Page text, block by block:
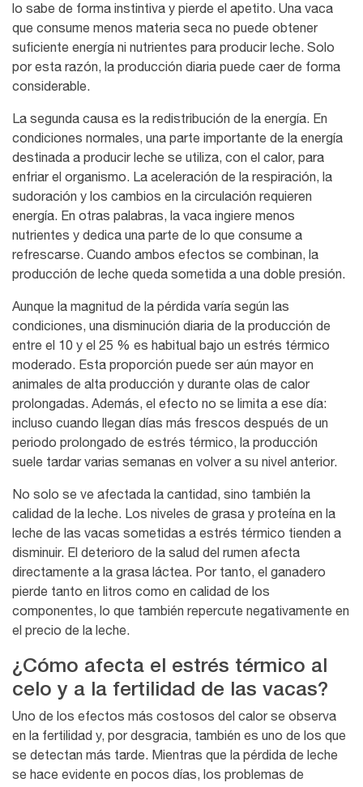
lo sabe de forma instintiva y pierde el apetito. Una vaca
que consume menos materia seca no puede obtener
suficiente energía ni nutrientes para producir leche. Solo
por esta razón, la producción diaria puede caer de forma
considerable.
La segunda causa es la redistribución de la energía. En
condiciones normales, una parte importante de la energía
destinada a producir leche se utiliza, con el calor, para
enfriar el organismo. La aceleración de la respiración, la
sudoración y los cambios en la circulación requieren
energía. En otras palabras, la vaca ingiere menos
nutrientes y dedica una parte de lo que consume a
refrescarse. Cuando ambos efectos se combinan, la
producción de leche queda sometida a una doble presión.
Aunque la magnitud de la pérdida varía según las
condiciones, una disminución diaria de la producción de
entre el 10 y el 25 % es habitual bajo un estrés térmico
moderado. Esta proporción puede ser aún mayor en
animales de alta producción y durante olas de calor
prolongadas. Además, el efecto no se limita a ese día:
incluso cuando llegan días más frescos después de un
periodo prolongado de estrés térmico, la producción
suele tardar varias semanas en volver a su nivel anterior.
No solo se ve afectada la cantidad, sino también la
calidad de la leche. Los niveles de grasa y proteína en la
leche de las vacas sometidas a estrés térmico tienden a
disminuir. El deterioro de la salud del rumen afecta
directamente a la grasa láctea. Por tanto, el ganadero
pierde tanto en litros como en calidad de los
componentes, lo que también repercute negativamente en
el precio de la leche.
¿Cómo afecta el estrés térmico al
celo y a la fertilidad de las vacas?
Uno de los efectos más costosos del calor se observa
en la fertilidad y, por desgracia, también es uno de los que
se detectan más tarde. Mientras que la pérdida de leche
se hace evidente en pocos días, los problemas de